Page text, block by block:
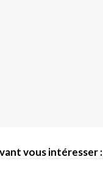
vous intéresser :